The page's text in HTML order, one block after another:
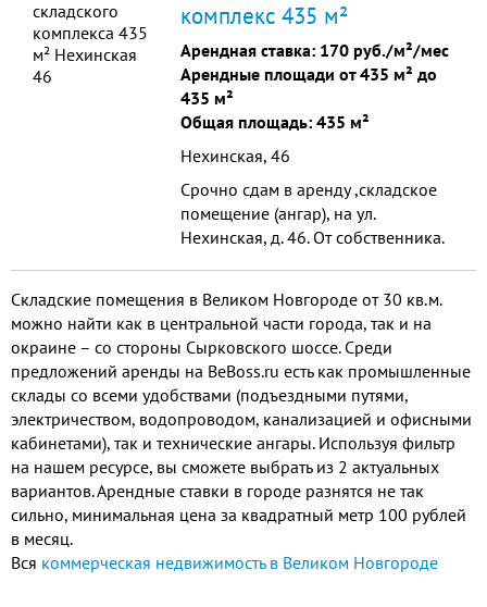
комплекс 435 м²
Арендная ставка: 170 руб./м²/мес
Арендные площади от 435 м² до
435 м²
Общая площадь: 435 м²
Нехинская, 46
Срочно сдам в аренду ,складское
помещение (ангар), на ул.
Нехинская, д. 46. От собственника.
отапливаем
Складские помещения в Великом Новгороде от 30 кв.м.
можно найти как в центральной части города, так и на
окраине – со стороны Сырковского шоссе. Среди
предложений аренды на BeBoss.ru есть как промышленные
склады со всеми удобствами (подъездными путями,
электричеством, водопроводом, канализацией и офисными
кабинетами), так и технические ангары. Используя фильтр
на нашем ресурсе, вы сможете выбрать из 2 актуальных
вариантов. Арендные ставки в городе разнятся не так
сильно, минимальная цена за квадратный метр 100 рублей
в месяц.
Вся коммерческая недвижимость в Великом Новгороде